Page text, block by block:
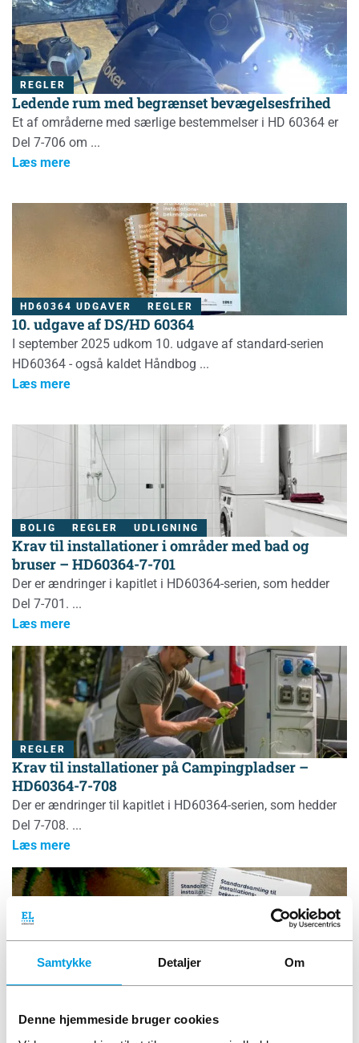
Samtykke Detaljer Om
Denne hjemmeside bruger cookies
REGLER
Ledende rum med begrænset bevægelsesfrihed
Et af områderne med særlige bestemmelser i HD 60364 er
Del 7-706 om
Læs mere
HD60364 UDGAVER REGLER
10. udgave af DS/HD 60364
I september 2025 udkom 10. udgave af standard-serien
HD60364 - også kaldet Håndbog
Læs mere
BOLIG REGLER UDLIGNING
Krav til installationer i områder med bad og
bruser – HD60364-7-701
Der er ændringer i kapitlet i HD60364-serien, som hedder
Del 7-701.
Læs mere
REGLER
Krav til installationer på Campingpladser –
HD60364-7-708
Der er ændringer til kapitlet i HD60364-serien, som hedder
Del 7-708.
Læs mere
HD60364 UDGAVER REGLER
9. udgave af DS/HD 60364
HD60364. Som de foregående